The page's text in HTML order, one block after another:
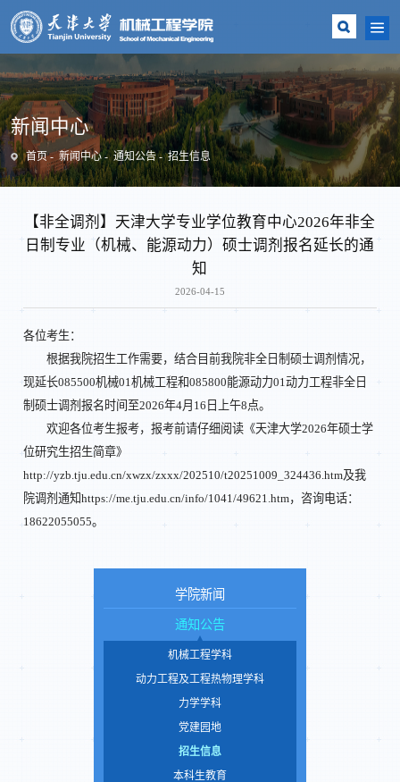
新闻中心
首页 新闻中心 通知公告 招生信息
【非全调剂】天津大学专业学位教育中心2026年非全
日制专业（机械、能源动力）硕士调剂报名延长的通
知
2026-04-15
各位考生：
根据我院招生工作需要，结合目前我院非全日制硕士调剂情况，
现延长085500机械01机械工程和085800能源动力01动力工程非全日
制硕士调剂报名时间至2026年4月16日上午8点。
欢迎各位考生报考，报考前请仔细阅读《天津大学2026年硕士学
位研究生招生简章》
http://yzb.tju.edu.cn/xwzx/zxxx/202510/t20251009_324436.htm及我
院调剂通知https://me.tju.edu.cn/info/1041/49621.htm，咨询电话：
18622055055。
学院新闻
通知公告
机械工程学科
动力工程及工程热物理学科
力学学科
党建园地
招生信息
本科生教育